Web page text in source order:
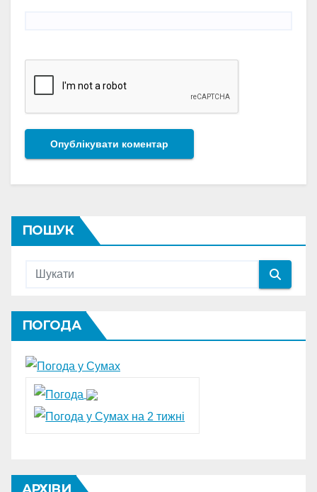
ПОШУК
ПОГОДА